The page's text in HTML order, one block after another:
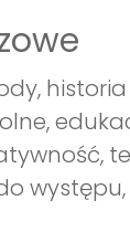
występu,